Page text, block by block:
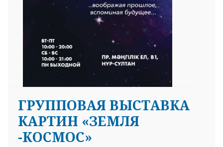
ГРУППОВАЯ ВЫСТАВКА
КАРТИН «ЗЕМЛЯ
-КОСМОС»